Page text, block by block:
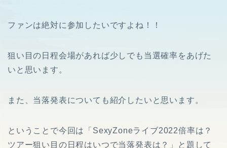
ファンは絶対に参加したいですよね！！
狙い目の日程会場があれば少しでも当選確率をあげた
いと思います。
また、当落発表についても紹介したいと思います。
ということで今回は「SexyZoneライブ2022倍率は？
ツアー狙い目の日程はいつで当落発表は？」と題して